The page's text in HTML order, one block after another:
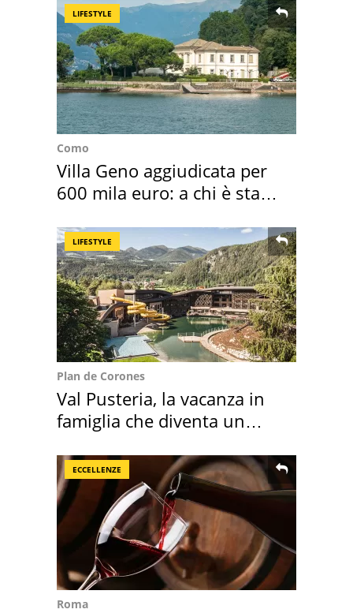
LIFESTYLE
Como
Villa Geno aggiudicata per
600 mila euro: a chi è stata
LIFESTYLE
Plan de Corones
Val Pusteria, la vacanza in
famiglia che diventa un
ECCELLENZE
Roma